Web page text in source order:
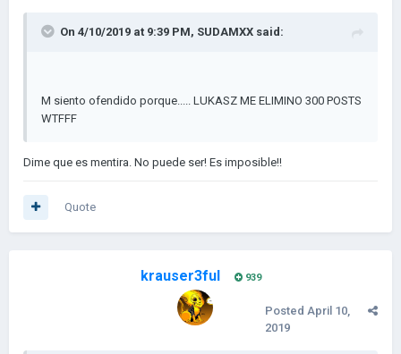
On 4/10/2019 at 9:39 PM, SUDAMXX said:
M siento ofendido porque..... LUKASZ ME ELIMINO 300 POSTS
WTFFF
Dime que es mentira. No puede ser! Es imposible!!
Quote
krauser3ful 939
Posted April 10,
2019